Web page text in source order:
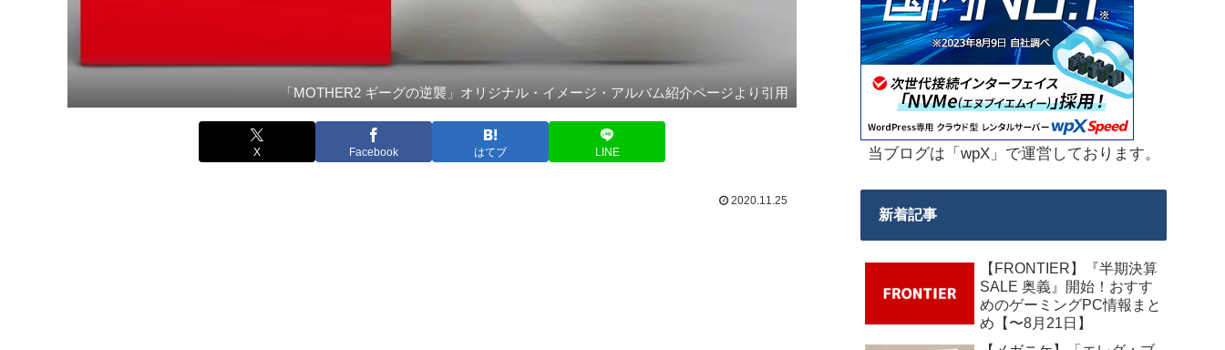
「MOTHER2 ギーグの逆襲」オリジナル・イメージ・アルバム紹介ページより引用
X Facebook はてブ LINE
2020.11.25
当ブログは「wpX」で運営しております。
新着記事
【FRONTIER】『半期決算
SALE 奥義』開始！おすす
めのゲーミングPC情報まと
め【〜8月21日】